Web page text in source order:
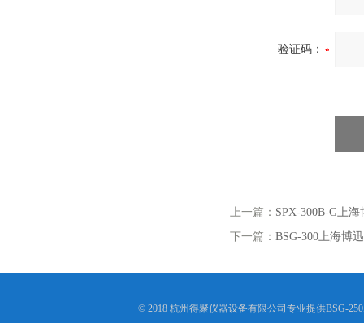
验证码：
上一篇： SPX-300B-G上
下一篇： BSG-300上海博
© 2018 杭州得聚仪器设备有限公司专业提供BSG-